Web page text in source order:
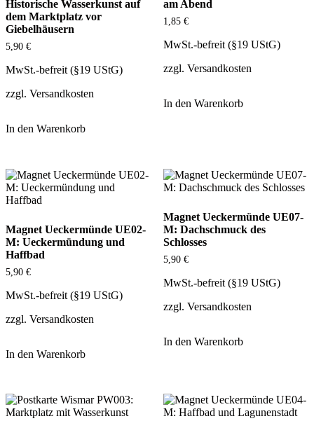
Historische Wasserkunst auf
dem Marktplatz vor
Giebelhäusern
5,90 €
MwSt.-befreit (§19 UStG)
zzgl. Versandkosten
In den Warenkorb
am Abend
1,85 €
MwSt.-befreit (§19 UStG)
zzgl. Versandkosten
In den Warenkorb
Magnet Ueckermünde UE02-
M: Ueckermündung und
Haffbad
5,90 €
MwSt.-befreit (§19 UStG)
zzgl. Versandkosten
In den Warenkorb
Magnet Ueckermünde UE07-
M: Dachschmuck des
Schlosses
5,90 €
MwSt.-befreit (§19 UStG)
zzgl. Versandkosten
In den Warenkorb